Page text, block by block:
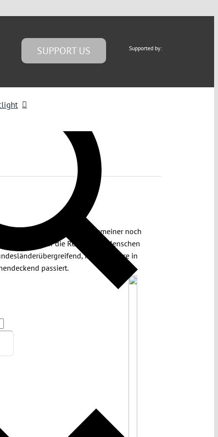
SUPPORT US Supported by:
23. Februar weder in allgemeiner noch
für die Rechte von Menschen
insbesondere in
passiert.